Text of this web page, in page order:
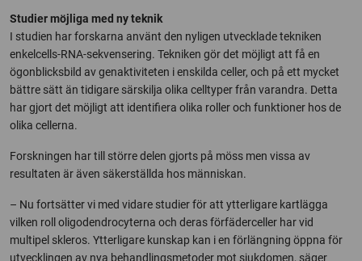
Studier möjliga med ny teknik
I studien har forskarna använt den nyligen utvecklade tekniken
enkelcells-RNA-sekvensering. Tekniken gör det möjligt att få en
ögonblicksbild av genaktiviteten i enskilda celler, och på ett mycket
bättre sätt än tidigare särskilja olika celltyper från varandra. Detta
har gjort det möjligt att identifiera olika roller och funktioner hos de
olika cellerna.
Forskningen har till större delen gjorts på möss men vissa av
resultaten är även säkerställda hos människan.
– Nu fortsätter vi med vidare studier för att ytterligare kartlägga
vilken roll oligodendrocyterna och deras förfäderceller har vid
multipel skleros. Ytterligare kunskap kan i en förlängning öppna för
utvecklingen av nya behandlingsmetoder mot sjukdomen, säger